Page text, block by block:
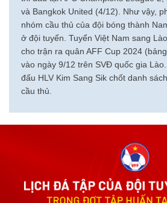
và Bangkok United (4/12). Như vậy,
nhóm cầu thủ của đội bóng thành
ở đội tuyển. Tuyển Việt Nam sang
cho trận ra quân AFF Cup 2024
vào ngày 9/12 trên SVĐ quốc gia
đấu HLV Kim Sang Sik chốt danh
cầu thủ.